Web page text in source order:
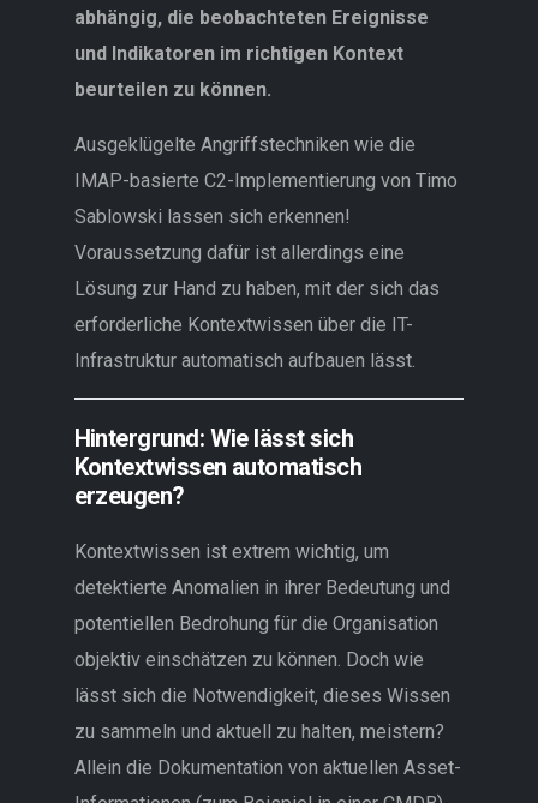
abhängig, die beobachteten Ereignisse
und Indikatoren im richtigen Kontext
beurteilen zu können.
Ausgeklügelte Angriffstechniken wie die
IMAP-basierte C2-Implementierung von Timo
Sablowski lassen sich erkennen!
Voraussetzung dafür ist allerdings eine
Lösung zur Hand zu haben, mit der sich das
erforderliche Kontextwissen über die IT-
Infrastruktur automatisch aufbauen lässt.
Hintergrund: Wie lässt sich
Kontextwissen automatisch
erzeugen?
Kontextwissen ist extrem wichtig, um
detektierte Anomalien in ihrer Bedeutung und
potentiellen Bedrohung für die Organisation
objektiv einschätzen zu können. Doch wie
lässt sich die Notwendigkeit, dieses Wissen
zu sammeln und aktuell zu halten, meistern?
Allein die Dokumentation von aktuellen Asset-